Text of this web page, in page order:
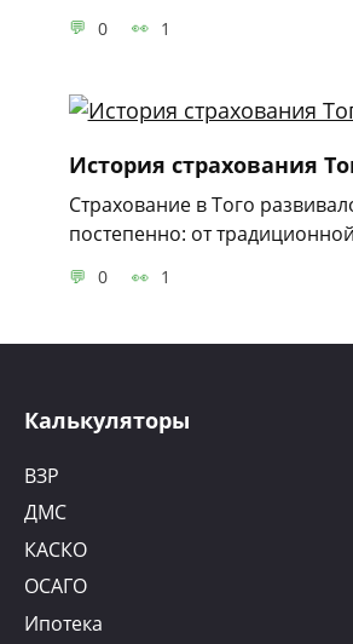
0 1
История страхования
Страхование в Того
постепенно: от традиционной
0 1
Калькуляторы
ВЗР
ДМС
КАСКО
ОСАГО
Ипотека